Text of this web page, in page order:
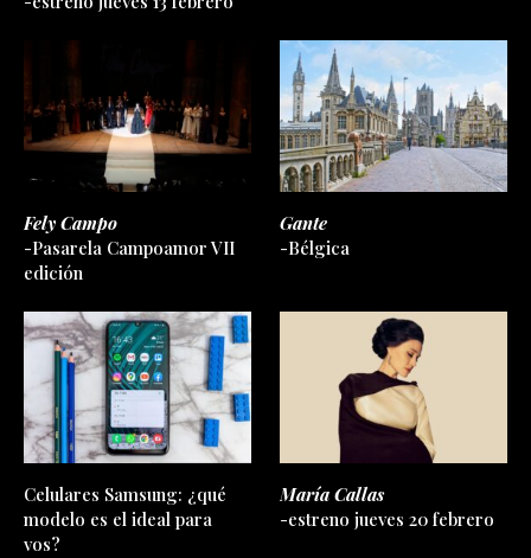
Fely Campo
-Pasarela Campoamor VII
edición
Gante
-Bélgica
Celulares Samsung: ¿qué
modelo es el ideal para
vos?
María Callas
-estreno jueves 20 febrero